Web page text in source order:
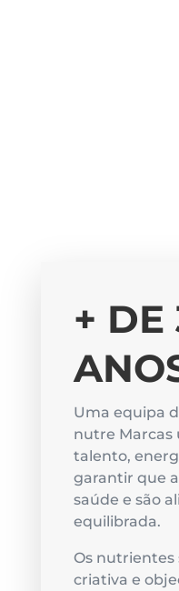
+ DE
Uma equipa
nutre Marcas
talento,
garantir que
saúde e são
equilibrada.
Os nutrientes
criativa e